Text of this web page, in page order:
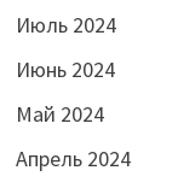
Июль 2024
Июнь 2024
Май 2024
Апрель 2024